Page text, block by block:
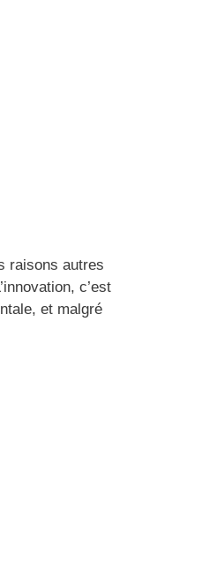
raisons autres
c’est
et malgré